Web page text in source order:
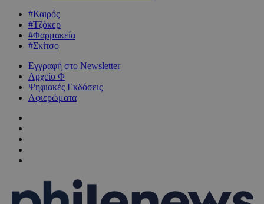
#Καιρός
#Τζόκερ
#Φαρμακεία
#Σκίτσο
Εγγραφή στο Newsletter
Αρχείο Φ
Ψηφιακές Εκδόσεις
Αφιερώματα